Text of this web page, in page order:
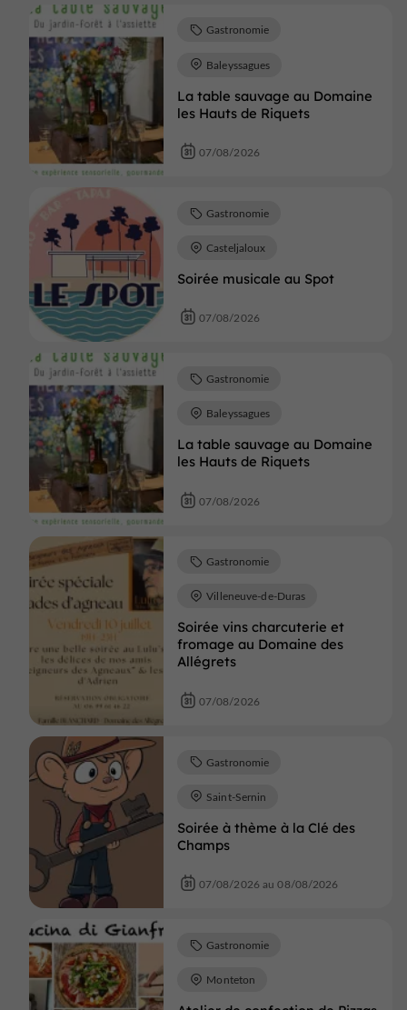
La table sauvage au Domaine
les Hauts de Riquets
Gastronomie
Baleyssagues
07/08/2026
Soirée musicale au Spot
Gastronomie
Casteljaloux
07/08/2026
La table sauvage au Domaine
les Hauts de Riquets
Gastronomie
Baleyssagues
07/08/2026
Soirée vins charcuterie et
fromage au Domaine des
Allégrets
Gastronomie
Villeneuve-de-Duras
07/08/2026
Soirée à thème à la Clé des
Champs
Gastronomie
Saint-Sernin
07/08/2026 au 08/08/2026
Gastronomie
Monteton